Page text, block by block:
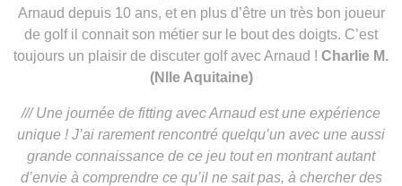
Arnaud depuis 10 ans, et en plus d’être un très bon joueur
de golf il connait son métier sur le bout des doigts. C’est
toujours un plaisir de discuter golf avec Arnaud ! Charlie M.
(Nlle Aquitaine)
///Une journée de fitting avec Arnaud est une expérience
unique ! J’ai rarement rencontré quelqu’un avec une aussi
grande connaissance de ce jeu tout en montrant autant
d’envie à comprendre ce qu’il ne sait pas, à chercher des